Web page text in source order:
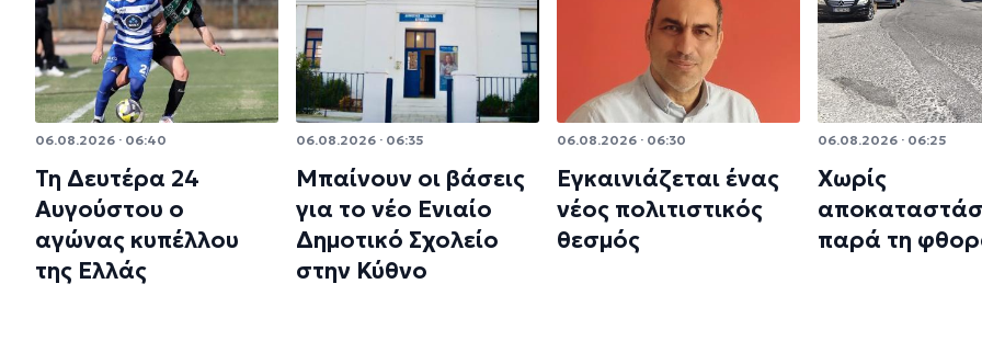
06.08.2026 · 06:40
Τη Δευτέρα 24
Αυγούστου ο
αγώνας κυπέλλου
της Ελλάς
06.08.2026 · 06:35
Μπαίνουν οι βάσεις
για το νέο Ενιαίο
Δημοτικό Σχολείο
στην Κύθνο
06.08.2026 · 06:30
Εγκαινιάζεται ένας
νέος πολιτιστικός
θεσμός
06.08.2026 · 06:25
Χωρίς
παρά τη